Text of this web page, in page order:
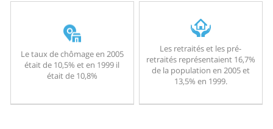
Le taux de chômage en 2005
était de 10,5% et en 1999 il
était de 10,8%
Les retraités et les pré-
retraités représentaient 16,7%
de la population en 2005 et
13,5% en 1999.